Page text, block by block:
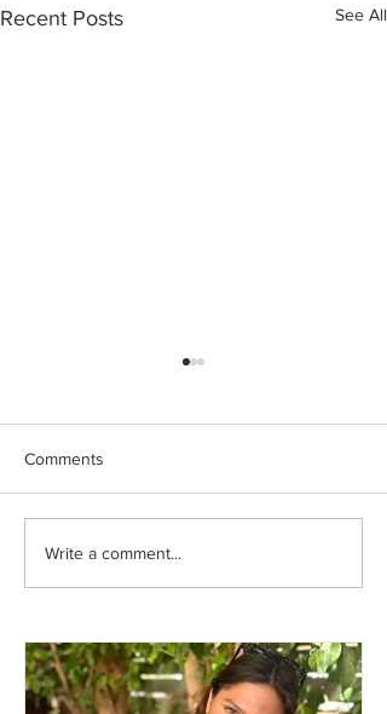
Recent Posts See All
Ιωάννα Τούνη: Η
εξομολόγηση για τη
Comments
Write a comment...